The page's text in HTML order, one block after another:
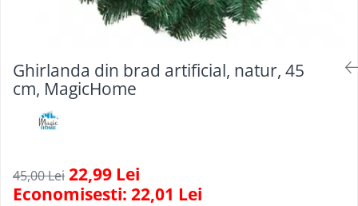
Sfoara si franghii
prindere
Mufe si conectori irigare
Pavaje si borduri
Programatoare stropire
Sere si solarii
Umbrele si pavilioane gradina
Unelte gradinarit
Pentru toaleta si wc
Solutii pentru suprafetele din lemn
Solutii specializate
Solutii profesionale pentru
bucatarie
Ghirlanda din brad artificial, natur, 45
cm, MagicHome
45,00 Lei 22,99 Lei
Economisesti: 22,01 Lei